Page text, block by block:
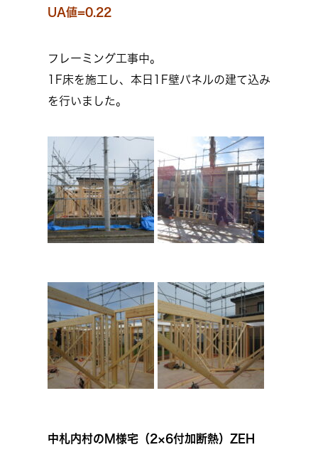
UA値=0.22
フレーミング工事中。
1F床を施工し、本日1F壁パネルの建て込み
を行いました。
中札内村のM様宅（2×6付加断熱）ZEH